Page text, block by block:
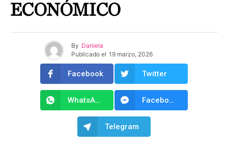
ECONÓMICO
By Daniela
Publicado el 19 marzo, 2026
Facebook Twitter
WhatsApp Facebook Messenger
Telegram